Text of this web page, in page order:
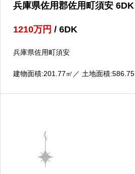
兵庫県佐用郡佐用町須安 6DK
1210万円 / 6DK
兵庫県佐用町須安
建物面積:201.77㎡ ／ 土地面積:586.75